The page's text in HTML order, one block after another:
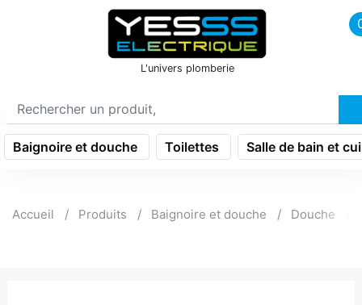
icon menu burger
L'univers plomberie
Baignoire et douche Toilettes Salle de bain et
Accueil Produits Baignoire et douche Douche